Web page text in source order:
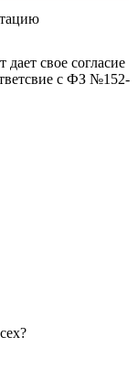
свое согласие
с ФЗ №152-